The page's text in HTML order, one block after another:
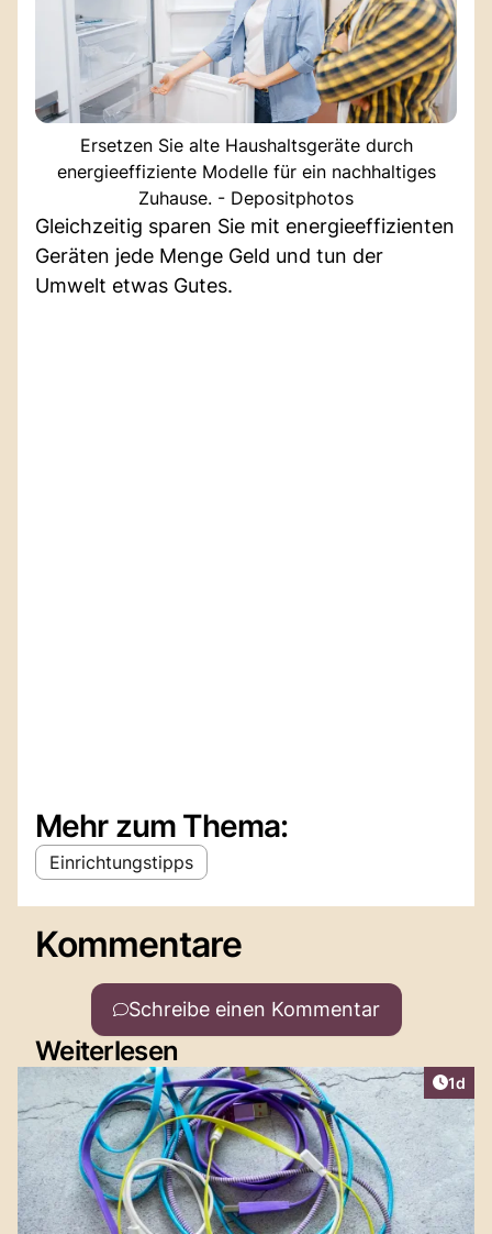
Ersetzen Sie alte Haushaltsgeräte durch
energieeffiziente Modelle für ein nachhaltiges
Zuhause. - Depositphotos
Gleichzeitig sparen Sie mit energieeffizienten
Geräten jede Menge Geld und tun der
Umwelt etwas Gutes.
Mehr zum Thema:
Einrichtungstipps
Kommentare
Schreibe einen Kommentar
Weiterlesen
1d